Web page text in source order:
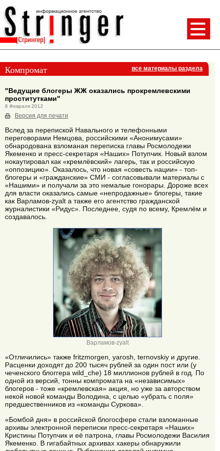
Компромат все материалы раздела
"Ведущие блогеры ЖЖ оказались прокремлевскими
проститутками"
8 Февраля 2012
Версия для печати
Вслед за перепиской Навального и телефонными
переговорами Немцова, российскими «Анонимусами»
обнародована взломаная переписка главы Росмолодежи
Якеменко и пресс-секретаря «Наших» Потупчик. Новый взлом
нокаутировал как «кремлёвский» лагерь, так и российскую
«оппозицию». Оказалось, что новая «совесть нации» - топ-
блогеры и «гражданские» СМИ - согласовывали материалы с
«Нашими» и получали за это немалые гонорары. Дороже всех
для власти оказались самые «непродажные» блогеры, такие
как Варламов-zyalt а также его агентство гражданской
журналистики «Ридус». Последнее, судя по всему, Кремлём и
создавалось.
Варламов-zyalt
«Отличились» также fritzmorgen, yarosh, ternovskiy и другие.
Расценки доходят до 200 тысяч рублей за один пост или (у
чеченского блоггера wild_che) 18 миллионов рублей в год. По
одной из версий, тонны компромата на «независимых»
блогеров - тоже «кремлевская» акция, но уже за авторством
некой новой команды Володина, с целью «убрать с поля»
предшественников из «команды Суркова».
«Бомбой дня» в российской блогосфере стали взломанные
архивы электронной переписки пресс-секретаря «Наших»
Кристины Потупчик и её патрона, главы Росмолодежи Василия
Якеменко. В гигабайтных архивах хакеры обнаружили